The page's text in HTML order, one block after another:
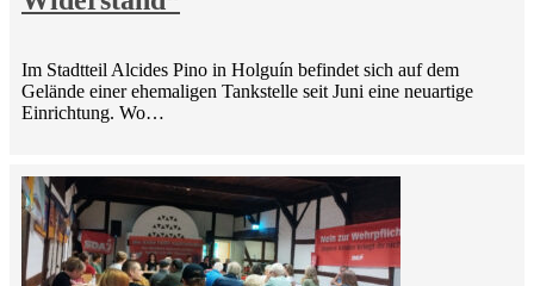
Im Stadtteil Alcides Pino in Holguín befindet sich auf dem
Gelände einer ehemaligen Tankstelle seit Juni eine neuartige
Einrichtung. Wo…